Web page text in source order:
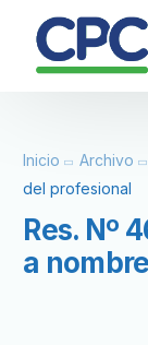
Inicio Archivo
del profesional
Res. Nº
a